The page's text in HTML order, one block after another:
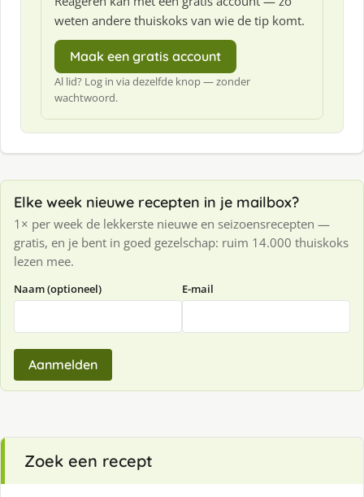
weten andere thuiskoks van wie de tip komt.
Maak een gratis account
Al lid? Log in via dezelfde knop — zonder
wachtwoord.
Elke week nieuwe recepten in je mailbox?
1× per week de lekkerste nieuwe en seizoensrecepten —
gratis, en je bent in goed gezelschap: ruim 14.000 thuiskoks
lezen mee.
Naam (optioneel) E-mail
Aanmelden
Zoek een recept